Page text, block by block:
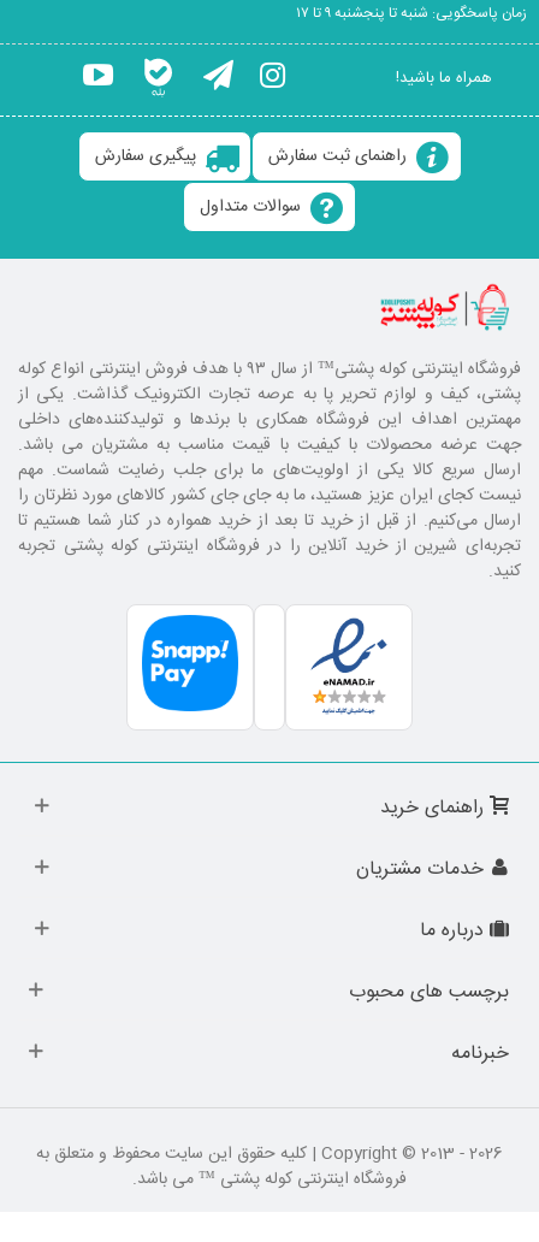
زمان پاسخگویی: شنبه تا پنجشنبه ۹ تا ۱۷
همراه ما باشید!
راهنمای ثبت سفارش
پیگیری سفارش
سوالات متداول
فروشگاه اینترنتی کوله پشتی
™ از سال ۹۳ با هدف فروش اینترنتی انواع کوله
پشتی، کیف و لوازم تحریر پا به عرصه تجارت الکترونیک گذاشت. یکی از
مهمترین اهداف این فروشگاه همکاری با برند‌ها و تولیدکننده‌های داخلی
جهت عرضه محصولات با کیفیت با قیمت مناسب به مشتریان می باشد.
ارسال سریع کالا یکی از اولویت‌های ما برای جلب رضایت شماست. مهم
نیست کجای ایران عزیز هستید، ما به جای جای کشور کالا‌های مورد نظرتان را
ارسال می‌کنیم. از قبل از خرید تا بعد از خرید همواره در کنار شما هستیم تا
تجربه‌ای شیرین از خرید آنلاین را در فروشگاه اینترنتی کوله پشتی تجربه
کنید.
راهنمای خرید
خدمات مشتریان
درباره ما
برچسب های محبوب
خبرنامه
Copyright © 2013 - 2026 | کلیه حقوق این سایت محفوظ و متعلق به
فروشگاه اینترنتی کوله پشتی ™ می باشد.